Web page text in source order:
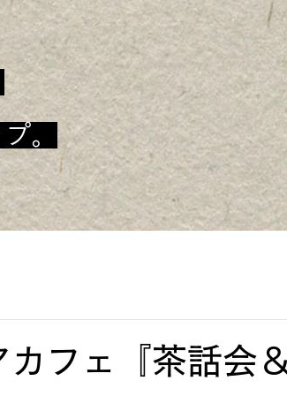
。
フェ『茶話会